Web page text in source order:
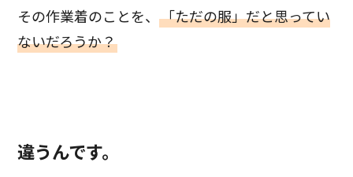
その作業着のことを、「ただの服」だと思ってい
ないだろうか？
違うんです。